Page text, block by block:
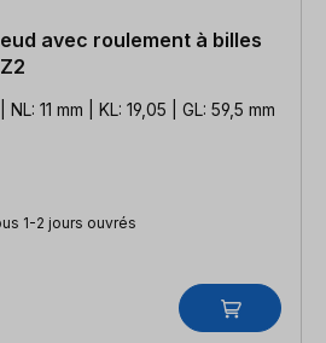
avec roulement à billes
NL: 11 mm | KL: 19,05 | GL: 59,5 mm
1-2 jours ouvrés